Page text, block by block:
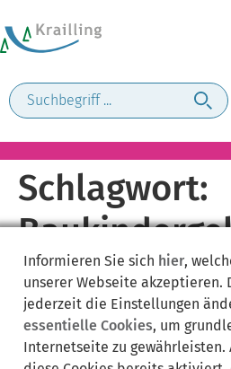
Schlagwort:
Informieren Sie sich hier,
unserer Webseite akzeptieren.
jederzeit die Einstellungen
essentielle Cookies, um
Internetseite zu gewährleisten.